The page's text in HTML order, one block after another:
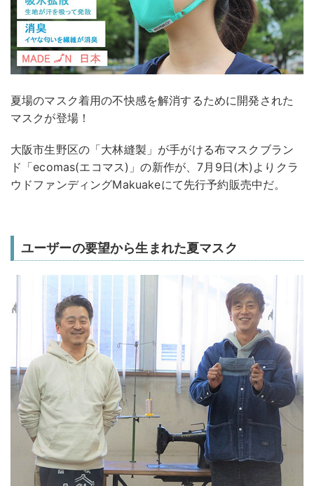
夏場のマスク着用の不快感を解消するために開発された
マスクが登場！
大阪市生野区の「大林縫製」が手がける布マスクブラン
ド「ecomas(エコマス)」の新作が、7月9日(木)よりクラ
ウドファンディングMakuakeにて先行予約販売中だ。
ユーザーの要望から生まれた夏マスク